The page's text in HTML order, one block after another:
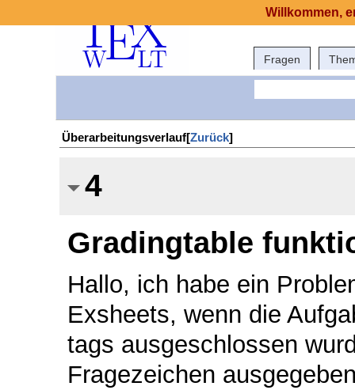
Fragen
Überarbeitungsverlauf[Zurück]
4
Gradingtable
Hallo, ich habe ein
Exsheets, wenn die
tags ausgeschlossen
Fragezeichen
Willkommen,